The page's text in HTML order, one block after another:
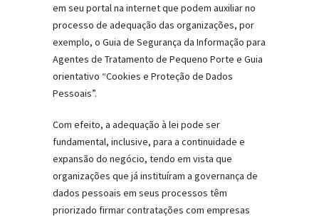
em seu portal na internet que podem auxiliar no
processo de adequação das organizações, por
exemplo, o Guia de Segurança da Informação para
Agentes de Tratamento de Pequeno Porte e Guia
orientativo “Cookies e Proteção de Dados
Pessoais”.
Com efeito, a adequação à lei pode ser
fundamental, inclusive, para a continuidade e
expansão do negócio, tendo em vista que
organizações que já instituíram a governança de
dados pessoais em seus processos têm
priorizado firmar contratações com empresas